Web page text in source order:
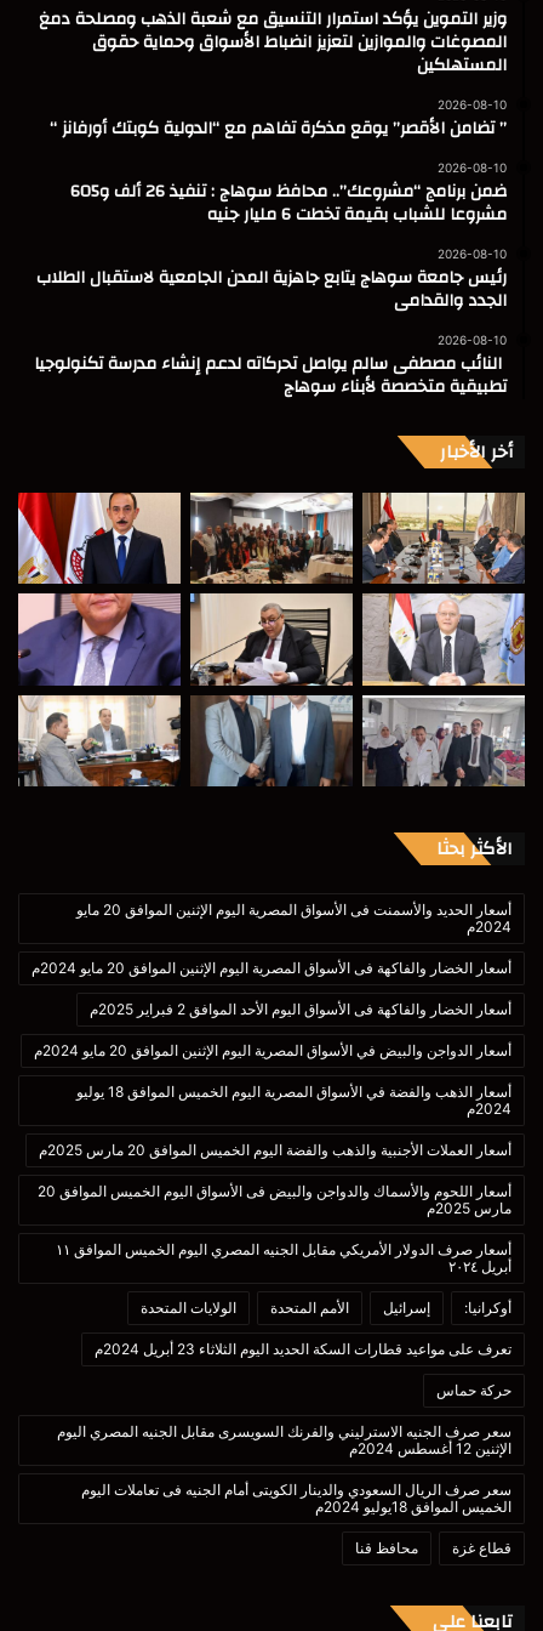
وزير التموين يؤكد استمرار التنسيق مع شعبة الذهب ومصلحة دمغ
المصوغات والموازين لتعزيز انضباط الأسواق وحماية حقوق
المستهلكين
2026-08-10
” تضامن الأقصر” يوقع مذكرة تفاهم مع “الدولية كوبتك أورفانز “
2026-08-10
ضمن برنامج “مشروعك”.. محافظ سوهاج : تنفيذ 26 ألف و605
مشروعا للشباب بقيمة تخطت 6 مليار جنيه
2026-08-10
رئيس جامعة سوهاج يتابع جاهزية المدن الجامعية لاستقبال الطلاب
الجدد والقدامى
2026-08-10
النائب مصطفى سالم يواصل تحركاته لدعم إنشاء مدرسة تكنولوجيا
تطبيقية متخصصة لأبناء سوهاج
أخر الأخبار
الأكثر بحثا
أسعار الحديد والأسمنت فى الأسواق المصرية اليوم الإثنين الموافق 20 مايو
2024م
أسعار الخضار والفاكهة فى الأسواق المصرية اليوم الإثنين الموافق 20 مايو 2024م
أسعار الخضار والفاكهة فى الأسواق اليوم الأحد الموافق 2 فبراير 2025م
أسعار الدواجن والبيض في الأسواق المصرية اليوم الإثنين الموافق 20 مايو 2024م
أسعار الذهب والفضة في الأسواق المصرية اليوم الخميس الموافق 18 يوليو
2024م
أسعار العملات الأجنبية والذهب والفضة اليوم الخميس الموافق 20 مارس 2025م
أسعار اللحوم والأسماك والدواجن والبيض فى الأسواق اليوم الخميس الموافق 20
مارس 2025م
أسعار صرف الدولار الأمريكي مقابل الجنيه المصري اليوم الخميس الموافق ١١
أبريل ٢٠٢٤
أوكرانيا: إسرائيل الأمم المتحدة الولايات المتحدة
تعرف على مواعيد قطارات السكة الحديد اليوم الثلاثاء 23 أبريل 2024م
حركة حماس
سعر صرف الجنيه الاسترليني والفرنك السويسرى مقابل الجنيه المصري اليوم
الإثنين 12 أغسطس 2024م
سعر صرف الريال السعودي والدينار الكويتى أمام الجنيه فى تعاملات اليوم
الخميس الموافق 18يوليو 2024م
قطاع غزة محافظ قنا
تابعنا علي